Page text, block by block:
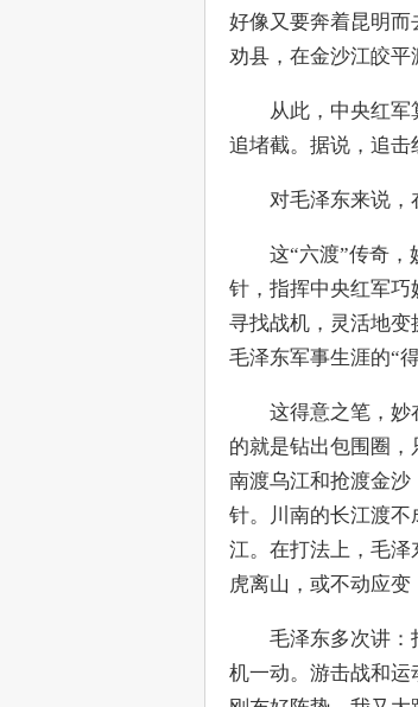
好像又要奔着昆明而
劝县，在金沙江皎平
从此，中央红军算
追堵截。据说，追击
对毛泽东来说，在
这“六渡”传奇，妙
针，指挥中央红军
寻找战机，灵活地
毛泽东军事生涯的“得
这得意之笔，妙在
的就是钻出包围圈
南渡乌江和抢渡金
针。川南的长江渡
江。在打法上，毛
虎离山，或不动应变
毛泽东多次讲：打
机一动。游击战和